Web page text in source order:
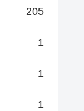
205
1
1
1